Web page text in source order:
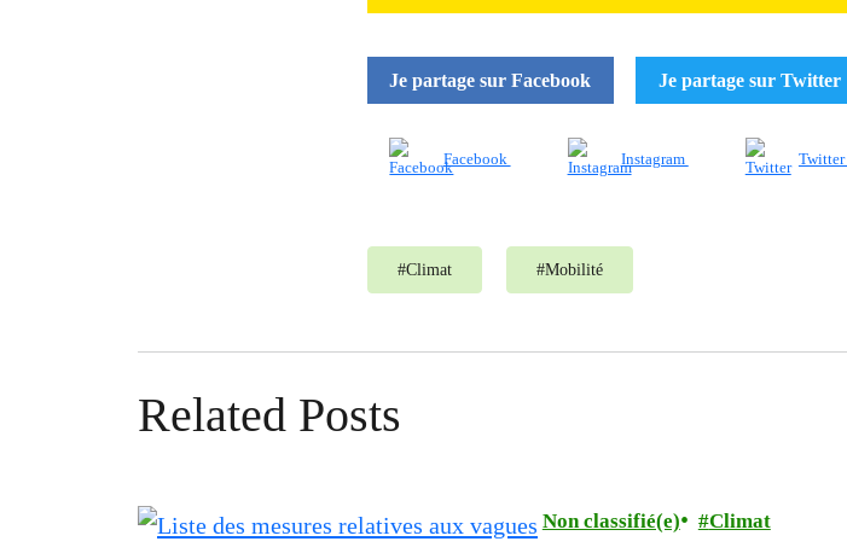
Je partage sur Facebook Je partage sur Twitter
Facebook Instagram Twitter
#Climat #Mobilité
Related Posts
Non classifié(e) Climat